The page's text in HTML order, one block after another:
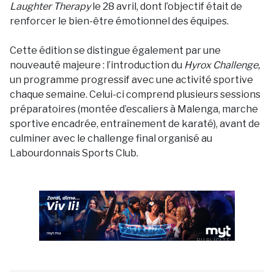
Laughter Therapyle 28 avril, dont l’objectif était de
renforcer le bien-être émotionnel des équipes.
Cette édition se distingue également par une
nouveauté majeure : l’introduction du Hyrox Challenge,
un programme progressif avec une activité sportive
chaque semaine. Celui-ci comprend plusieurs sessions
préparatoires (montée d’escaliers à Malenga, marche
sportive encadrée, entraînement de karaté), avant de
culminer avec le challenge final organisé au
Labourdonnais Sports Club.
PUBLICITÉ